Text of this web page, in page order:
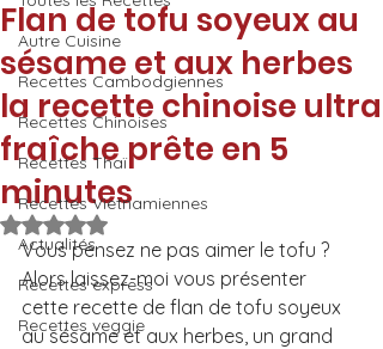
Autre Cuisine
Recettes Cambodgiennes
Recettes Chinoises
Recettes Thaï
Recettes Vietnamiennes
Actualités
Recettes express
Recettes veggie
Flan de tofu soyeux au
sésame et aux herbes
la recette chinoise ultra
fraîche prête en 5
minutes
Noté NaN étoiles sur 5.
Vous pensez ne pas aimer le tofu ?
Alors laissez-moi vous présenter
cette recette de flan de tofu soyeux
au sésame et aux herbes, un grand